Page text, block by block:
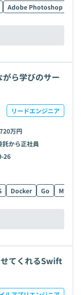
Adobe Photoshop
がら学びのサー
リードエンジニア
万円
託から正社員
26
Docker Go MySQL
てくれるSwift